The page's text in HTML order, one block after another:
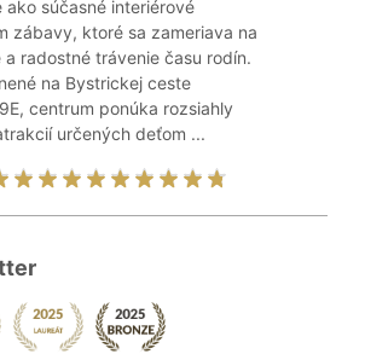
ako súčasné interiérové
zábavy, ktoré sa zameriava na
a radostné trávenie času rodín.
na Bystrickej ceste
centrum ponúka rozsiahly
určených deťom ...